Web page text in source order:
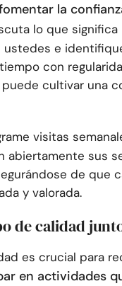
la
lo que
ustedes e
con
cultivar una
visitas
abiertamente sus
de que
y valorada.
de calidad
es crucial para
en actividades